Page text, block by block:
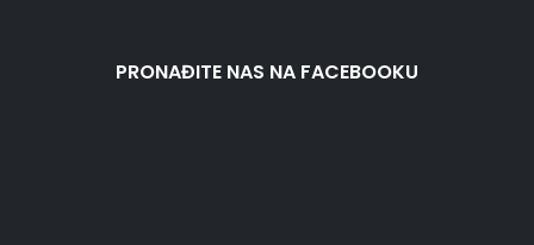
PRONAĐITE NAS NA FACEBOOKU